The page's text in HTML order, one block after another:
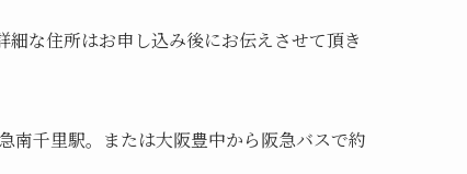
な住所はお申し込み後にお伝えさせて頂き
南千里駅。または大阪豊中から阪急バスで約